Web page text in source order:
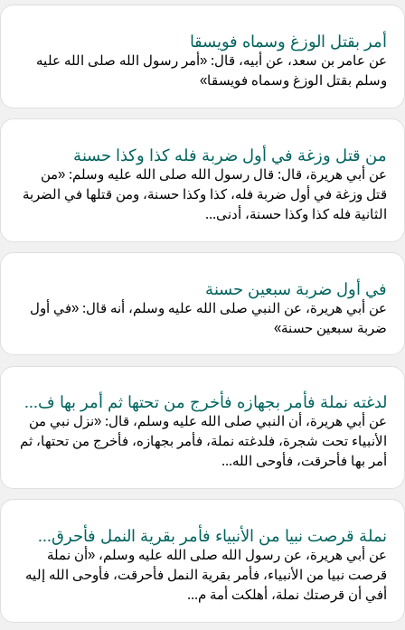
أمر بقتل الوزغ وسماه فويسقا
عن عامر بن سعد، عن أبيه، قال: «أمر رسول الله صلى الله عليه
وسلم بقتل الوزغ وسماه فويسقا»
من قتل وزغة في أول ضربة فله كذا وكذا حسنة
عن أبي هريرة، قال: قال رسول الله صلى الله عليه وسلم: «من
قتل وزغة في أول ضربة فله، كذا وكذا حسنة، ومن قتلها في الضربة
الثانية فله كذا وكذا حسنة، أدنى...
في أول ضربة سبعين حسنة
عن أبي هريرة، عن النبي صلى الله عليه وسلم، أنه قال: «في أول
ضربة سبعين حسنة»
لدغته نملة فأمر بجهازه فأخرج من تحتها ثم أمر بها ف...
عن أبي هريرة، أن النبي صلى الله عليه وسلم، قال: «نزل نبي من
الأنبياء تحت شجرة، فلدغته نملة، فأمر بجهازه، فأخرج من تحتها، ثم
أمر بها فأحرقت، فأوحى الله...
نملة قرصت نبيا من الأنبياء فأمر بقرية النمل فأحرق...
عن أبي هريرة، عن رسول الله صلى الله عليه وسلم، «أن نملة
قرصت نبيا من الأنبياء، فأمر بقرية النمل فأحرقت، فأوحى الله إليه
أفي أن قرصتك نملة، أهلكت أمة م...